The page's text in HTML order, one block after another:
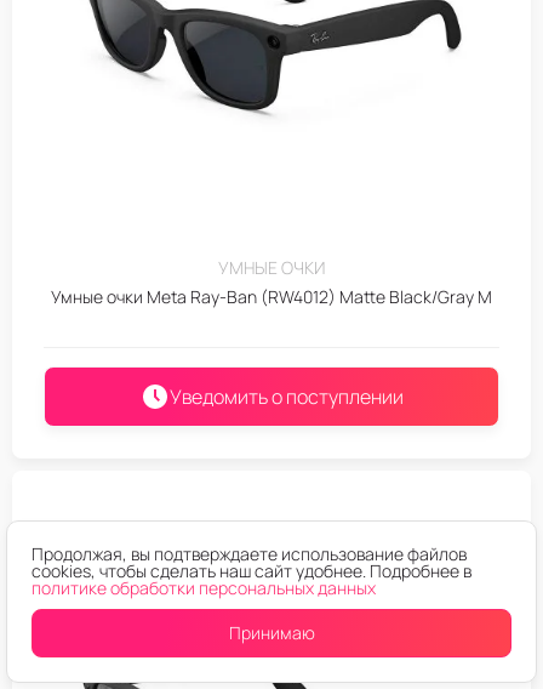
УМНЫЕ ОЧКИ
Умные очки Meta Ray-Ban (RW4012) Matte Black/Gray M
Уведомить о поступлении
Продолжая, вы подтверждаете использование файлов
cookies, чтобы сделать наш сайт удобнее. Подробнее в
политике обработки персональных данных
Принимаю